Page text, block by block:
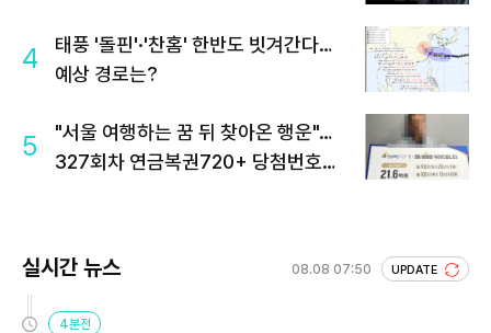
4
태풍 '돌핀'·'찬홈' 한반도 빗겨간다…
예상 경로는?
5
"서울 여행하는 꿈 뒤 찾아온 행운"…
327회차 연금복권720+ 당첨번호조
실시간 뉴스 08.08 07:50 UPDATE
4분전